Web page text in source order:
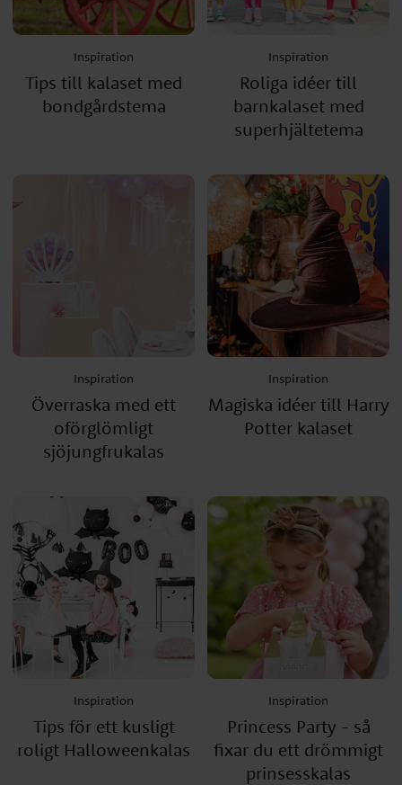
Inspiration
Tips till kalaset med
bondgårdstema
Inspiration
Roliga idéer till
barnkalaset med
superhjältetema
Inspiration
Överraska med ett
oförglömligt
sjöjungfrukalas
Inspiration
Magiska idéer till Harry
Potter kalaset
Inspiration
Tips för ett kusligt
roligt Halloweenkalas
Inspiration
Princess Party - så
fixar du ett drömmigt
prinsesskalas